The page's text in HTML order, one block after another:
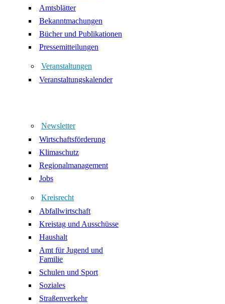
Amtsblätter
Bekanntmachungen
Bücher und Publikationen
Pressemitteilungen
Veranstaltungen
Veranstaltungskalender
Newsletter
Wirtschaftsförderung
Klimaschutz
Regionalmanagement
Jobs
Kreisrecht
Abfallwirtschaft
Kreistag und Ausschüsse
Haushalt
Amt für Jugend und
Familie
Schulen und Sport
Soziales
Straßenverkehr